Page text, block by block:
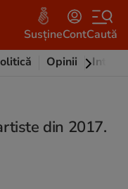
SusțineContCaută
Opinii
din 2017.